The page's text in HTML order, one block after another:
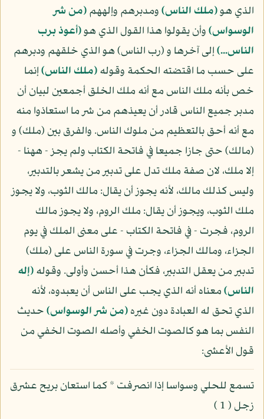
الذي هو(ملك الناس)ومدبرهم وإلههم(من شر
الوسواس)وأن يقولوا هذا القول الذي هو(أعوذ برب
الناس...)إلى آخرها و (رب الناس) هو الذي خلقهم ودبرهم
على حسب ما اقتضته الحكمة وقوله(ملك الناس)إنما
خص بأنه ملك الناس مع أنه ملك الخلق أجمعين لبيان أن
مدبر جميع الناس قادر أن يعيذهم من شر ما استعاذوا منه
مع أنه أحق بالتعظيم من ملوك الناس. والفرق بين (ملك) و
(مالك) حتى جازا جميعا في فاتحة الكتاب ولم يجز - ههنا -
إلا ملك، لان صفة ملك تدل على تدبير من يشعر بالتدبير،
وليس كذلك مالك، لأنه يجوز أن يقال: مالك الثوب، ولا يجوز
ملك الثوب، ويجوز أن يقال: ملك الروم، ولا يجوز مالك
الروم، فجرت - في فاتحة الكتاب - على معنى الملك في يوم
الجزاء، ومالك الجزاء، وجرت في سورة الناس على (ملك)
تدبير من يعقل التدبير، فكأن هذا أحسن وأولى. وقوله(إله
الناس)معناه أنه الذي يجب على الناس أن يعبدوه، لأنه
الذي تحق له العبادة دون غيره(من شر الوسواس)حديث
النفس بما هو كالصوت الخفي وأصله الصوت الخفي من
قول الأعشى:
تسمع للحلي وسواسا إذا انصرفت * كما استعان بريح عشرق
زجل ( 1 )